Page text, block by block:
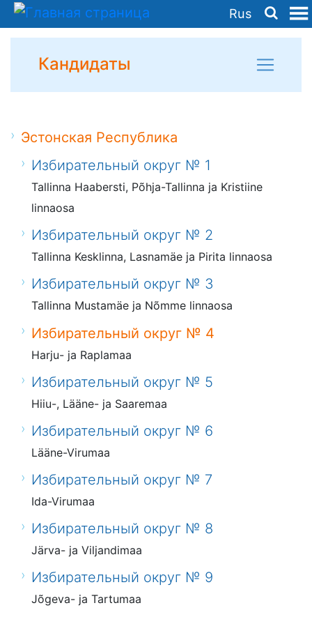
Rus
Кандидаты
Эстонская Республика
Избирательный округ № 1
Tallinna Haabersti, Põhja-Tallinna ja Kristiine
linnaosa
Избирательный округ № 2
Tallinna Kesklinna, Lasnamäe ja Pirita linnaosa
Избирательный округ № 3
Tallinna Mustamäe ja Nõmme linnaosa
Избирательный округ № 4
Harju- ja Raplamaa
Избирательный округ № 5
Hiiu-, Lääne- ja Saaremaa
Избирательный округ № 6
Lääne-Virumaa
Избирательный округ № 7
Ida-Virumaa
Избирательный округ № 8
Järva- ja Viljandimaa
Избирательный округ № 9
Jõgeva- ja Tartumaa